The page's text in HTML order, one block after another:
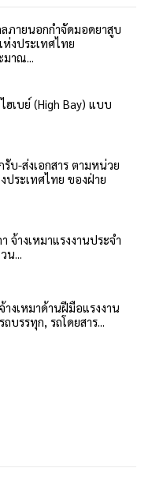
ภายนอกกำจัดมอดยาสูบ
งประเทศไทย
าณ...
ฮเบย์ (High Bay) แบบ
บ-ส่งเอกสาร ตามหน่วย
ประเทศไทย ของฝ่าย
จ้างเหมาแรงงานประจำ
น...
างเหมาด้านฝีมือแรงงาน
รรทุก, รถโดยสาร...